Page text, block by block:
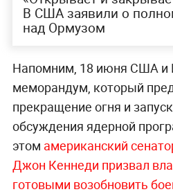
В США заявили о
над Ормузом
Напомним, 18 июня США и
меморандум, который
прекращение огня и
обсуждения ядерной
этом американский
Джон Кеннеди призвал
готовыми возобновить